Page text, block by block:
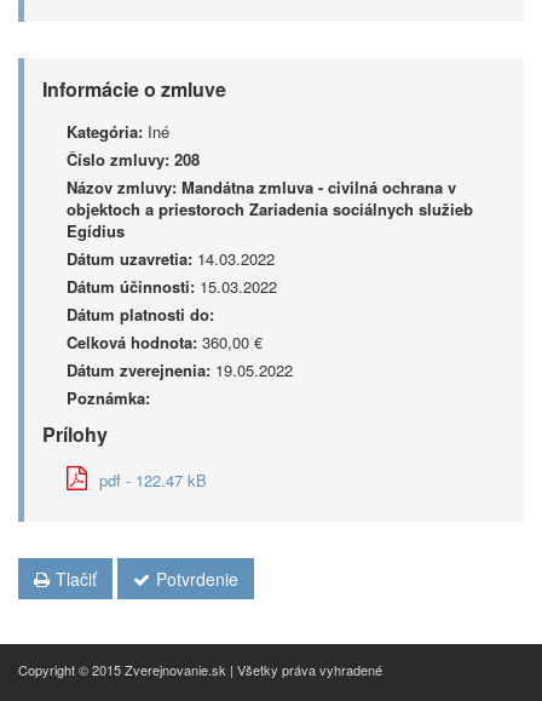
Informácie o zmluve
Kategória: Iné
Číslo zmluvy: 208
Názov zmluvy: Mandátna zmluva - civilná ochrana v
objektoch a priestoroch Zariadenia sociálnych služieb
Egídius
Dátum uzavretia: 14.03.2022
Dátum účinnosti: 15.03.2022
Dátum platnosti do:
Celková hodnota: 360,00 €
Dátum zverejnenia: 19.05.2022
Poznámka:
Prílohy
pdf - 122.47 kB
Tlačiť Potvrdenie
Copyright © 2015 Zverejnovanie.sk | Všetky práva vyhradené